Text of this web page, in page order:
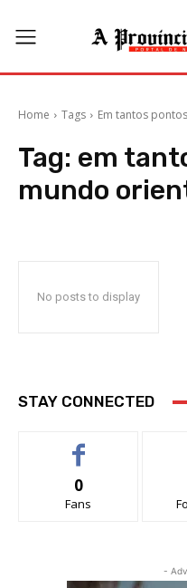
Home Tags Em tantos
Tag: em
mundo
No posts to display
STAY CONNECTED
0
Fans
-